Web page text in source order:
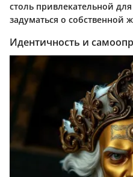
столь привлекательной
задуматься о
Идентичность и